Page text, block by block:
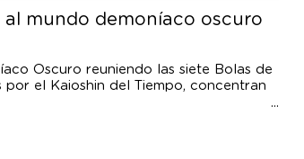
al mundo demoníaco oscuro
Oscuro reuniendo las siete Bolas de
el Kaioshin del Tiempo, concentran